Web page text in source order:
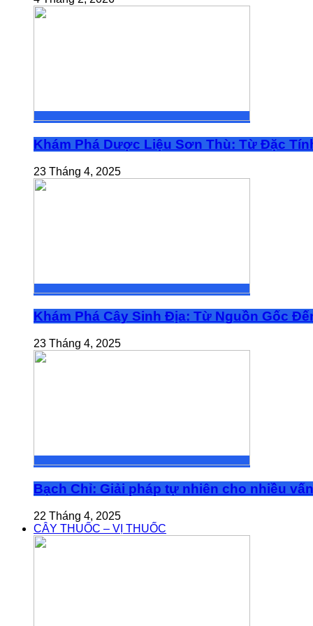
Khám Phá Dược Liệu Sơn Thù: Từ Đặc
23 Tháng 4, 2025
Khám Phá Cây Sinh Địa: Từ Nguồn Gốc
23 Tháng 4, 2025
Bạch Chỉ: Giải pháp tự nhiên cho nhiều
22 Tháng 4, 2025
CÂY THUỐC – VỊ THUỐC